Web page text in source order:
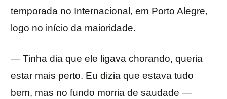
temporada no Internacional, em Porto Alegre,
logo no início da maioridade.
— Tinha dia que ele ligava chorando, queria
estar mais perto. Eu dizia que estava tudo
bem, mas no fundo morria de saudade —